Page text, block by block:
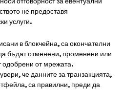
не предоставя
услуги.
в блокчейна, са окончателни
бъдат отменени, променени или
одобрени от мрежата.
че данните за транзакцията,
са правилни, преди да